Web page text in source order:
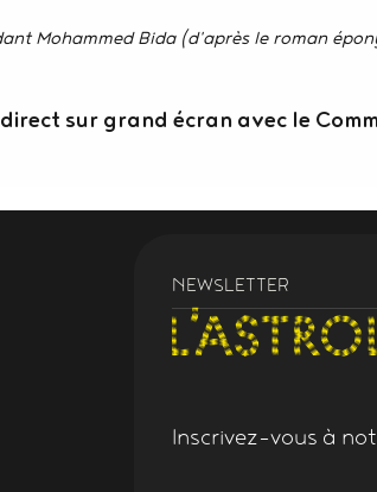
Mohammed Bida (d'après le roman
sur grand écran avec le
NEWSLETTER
Inscrivez-vous à